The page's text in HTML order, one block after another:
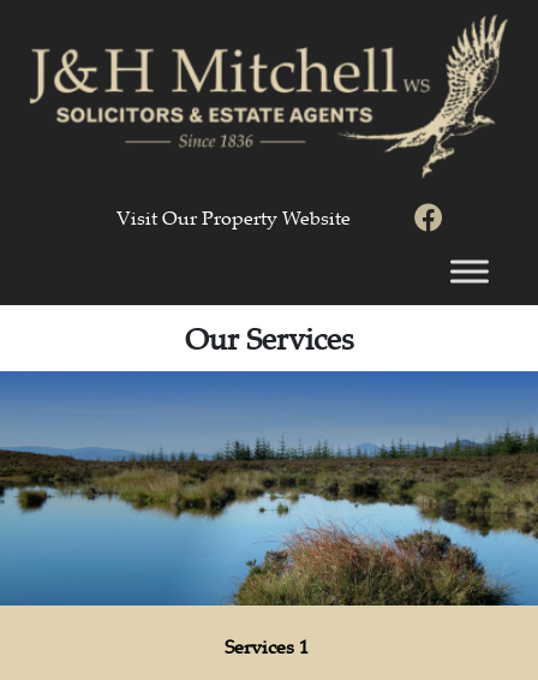
Visit Our Property Website
Our Services
Services 1